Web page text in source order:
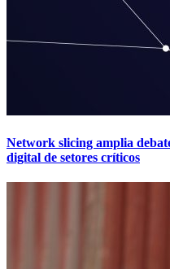
Network slicing amplia
digital de setores críticos